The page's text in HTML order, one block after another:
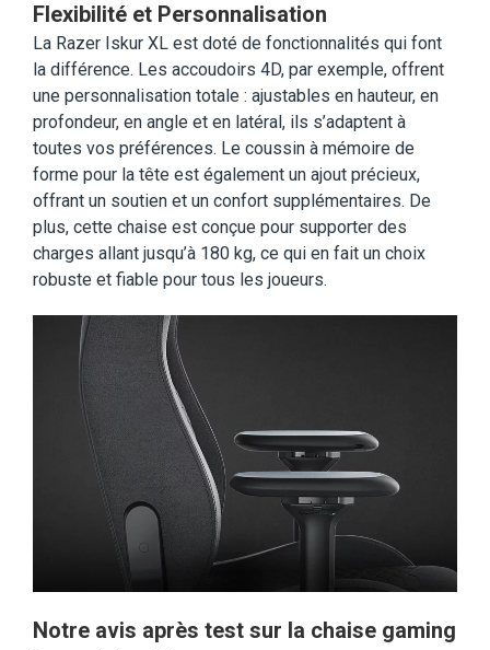
Flexibilité et Personnalisation
La Razer Iskur XL est doté de fonctionnalités qui font
la différence. Les accoudoirs 4D, par exemple, offrent
une personnalisation totale : ajustables en hauteur, en
profondeur, en angle et en latéral, ils s’adaptent à
toutes vos préférences. Le coussin à mémoire de
forme pour la tête est également un ajout précieux,
offrant un soutien et un confort supplémentaires. De
plus, cette chaise est conçue pour supporter des
charges allant jusqu’à 180 kg, ce qui en fait un choix
robuste et fiable pour tous les joueurs.
Notre avis après test sur la chaise gaming